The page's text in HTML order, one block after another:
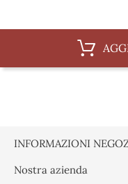
INFORMAZIONI
Nostra azienda